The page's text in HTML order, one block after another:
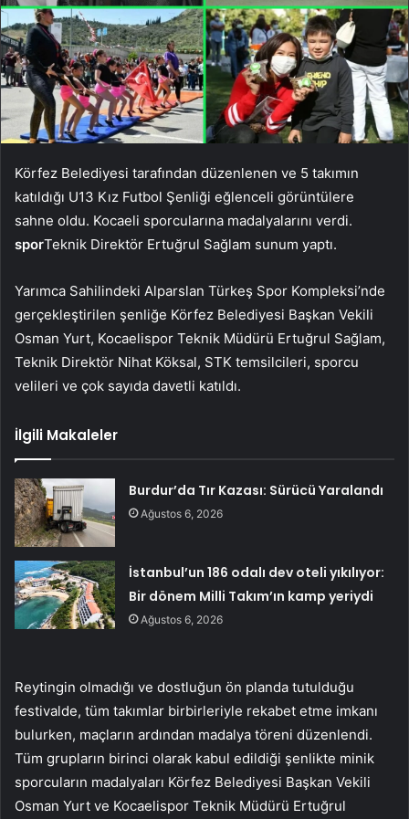
Körfez Belediyesi tarafından düzenlenen ve 5 takımın
katıldığı U13 Kız Futbol Şenliği eğlenceli görüntülere
sahne oldu. Kocaeli sporcularına madalyalarını verdi.
sporTeknik Direktör Ertuğrul Sağlam sunum yaptı.
Yarımca Sahilindeki Alparslan Türkeş Spor Kompleksi’nde
gerçekleştirilen şenliğe Körfez Belediyesi Başkan Vekili
Osman Yurt, Kocaelispor Teknik Müdürü Ertuğrul Sağlam,
Teknik Direktör Nihat Köksal, STK temsilcileri, sporcu
velileri ve çok sayıda davetli katıldı.
İlgili Makaleler
Burdur’da Tır Kazası: Sürücü Yaralandı
Ağustos 6, 2026
İstanbul’un 186 odalı dev oteli yıkılıyor:
Bir dönem Milli Takım’ın kamp yeriydi
Ağustos 6, 2026
Reytingin olmadığı ve dostluğun ön planda tutulduğu
festivalde, tüm takımlar birbirleriyle rekabet etme imkanı
bulurken, maçların ardından madalya töreni düzenlendi.
Tüm grupların birinci olarak kabul edildiği şenlikte minik
sporcuların madalyaları Körfez Belediyesi Başkan Vekili
Osman Yurt ve Kocaelispor Teknik Müdürü Ertuğrul